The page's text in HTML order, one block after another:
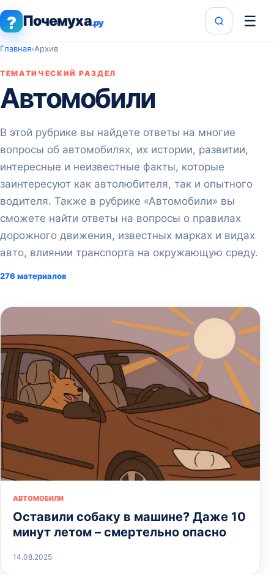
? Почемуха.ру ☰
Главная›Архив
ТЕМАТИЧЕСКИЙ РАЗДЕЛ
Автомобили
В этой рубрике вы найдете ответы на многие
вопросы об автомобилях, их истории, развитии,
интересные и неизвестные факты, которые
заинтересуют как автолюбителя, так и опытного
водителя. Также в рубрике «Автомобили» вы
сможете найти ответы на вопросы о правилах
дорожного движения, известных марках и видах
авто, влиянии транспорта на окружающую среду.
276 материалов
АВТОМОБИЛИ
Оставили собаку в машине? Даже 10
минут летом – смертельно опасно
14.08.2025